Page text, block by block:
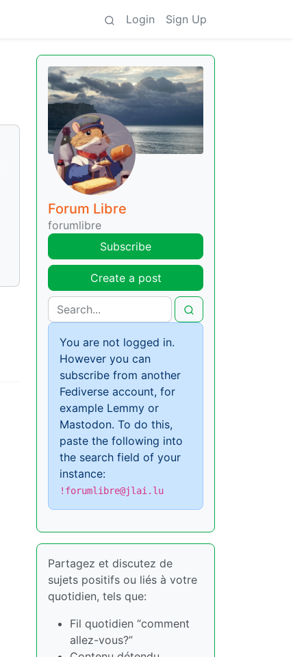
Login Sign Up
Forum Libre
forumlibre
Subscribe
Create a post
You are not logged in.
However you can
subscribe from another
Fediverse account, for
example Lemmy or
Mastodon. To do this,
paste the following into
the search field of your
instance:
!forumlibre@jlai.lu
Partagez et discutez de
sujets positifs ou liés à votre
quotidien, tels que:
Fil quotidien “comment
allez-vous?”